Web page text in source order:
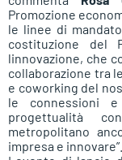
Promozione
le linee di
costituzione del
linnovazione, che
collaborazione tra
e coworking del
le connessioni
progettualità
metropolitano
impresa e innovare”.